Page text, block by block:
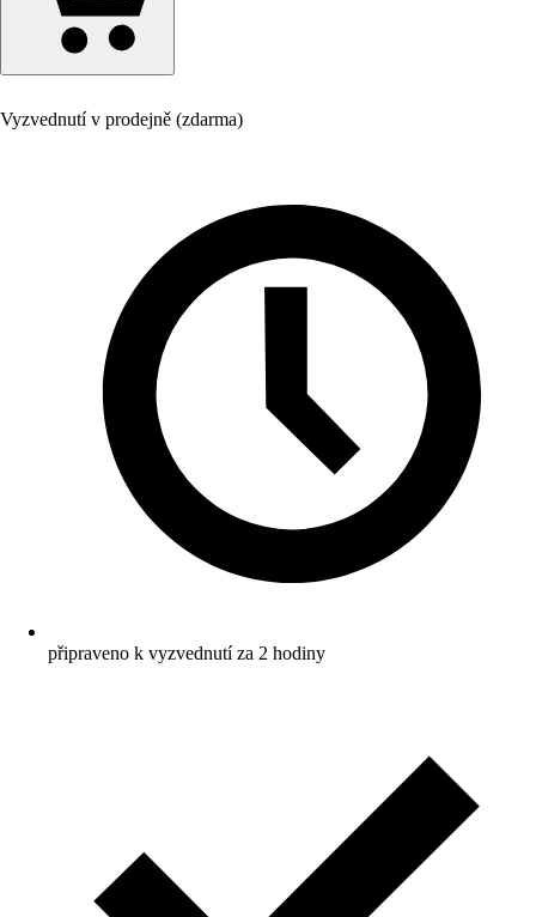
Vyzvednutí v prodejně (zdarma)
připraveno k vyzvednutí za 2 hodiny